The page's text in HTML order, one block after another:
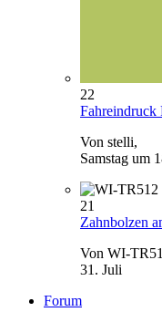
22
Fahreindruck
Von stelli,
Samstag um
21
Zahnbolzen
Von WI-
31. Juli
Forum